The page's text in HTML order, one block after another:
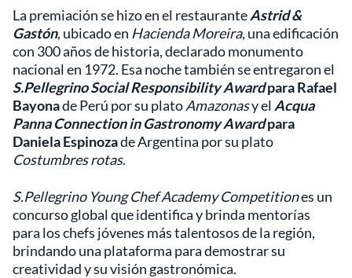
La premiación se hizo en el restauranteAstrid &
Gastón, ubicado en Hacienda Moreira, una edificación
con 300 años de historia, declarado monumento
nacional en 1972. Esa noche también se entregaron el
S.Pellegrino Social Responsibility Awardpara Rafael
Bayonade Perú por su platoAmazonasy el Acqua
Panna Connection in Gastronomy Awardpara
Daniela Espinozade Argentina por su plato
Costumbres rotas.
S.Pellegrino Young Chef Academy Competitiones un
concurso global que identifica y brinda mentorías
para los chefs jóvenes más talentosos de la región,
brindando una plataforma para demostrar su
creatividad y su visión gastronómica.